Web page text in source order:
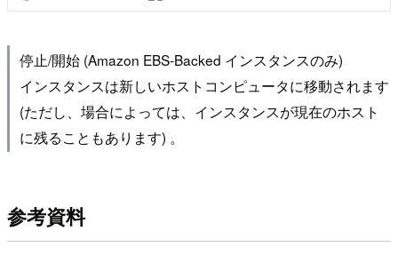
停止/開始 (Amazon EBS-Backed インスタンスのみ)
インスタンスは新しいホストコンピュータに移動されます
(ただし、場合によっては、インスタンスが現在のホスト
に残ることもあります) 。
参考資料